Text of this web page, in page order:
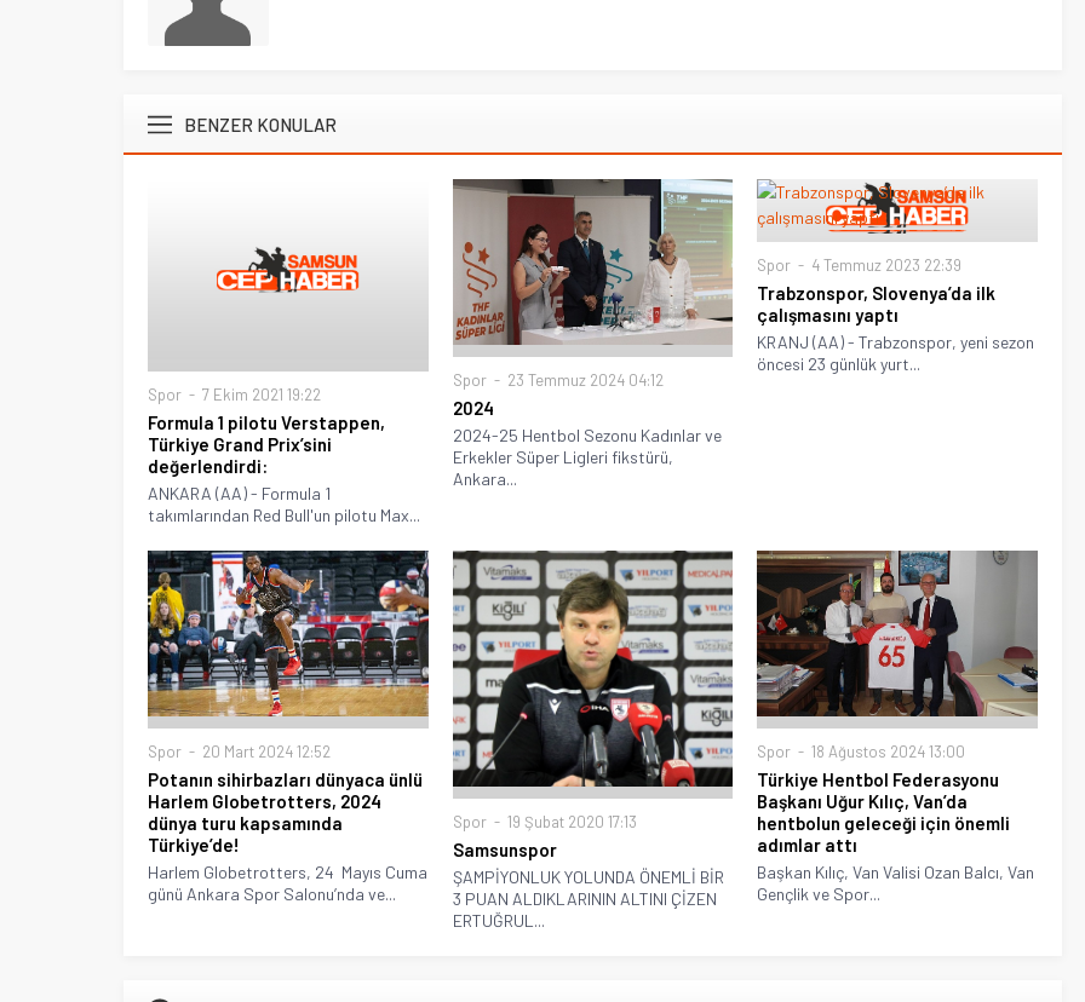
BENZER KONULAR
Spor 7 Ekim 2021 19:22
Formula 1 pilotu Verstappen,
Türkiye Grand Prix’sini
değerlendirdi:
ANKARA (AA) - Formula 1
takımlarından Red Bull'un pilotu Max...
Spor 23 Temmuz 2024 04:12
2024
2024-25 Hentbol Sezonu Kadınlar ve
Erkekler Süper Ligleri fikstürü,
Ankara...
Spor 4 Temmuz 2023 22:39
Trabzonspor, Slovenya’da ilk
çalışmasını yaptı
KRANJ (AA) - Trabzonspor, yeni sezon
öncesi 23 günlük yurt...
Spor 20 Mart 2024 12:52
Potanın sihirbazları dünyaca ünlü
Harlem Globetrotters, 2024
dünya turu kapsamında
Türkiye’de!
Harlem Globetrotters, 24 Mayıs Cuma
günü Ankara Spor Salonu’nda ve...
Spor 19 Şubat 2020 17:13
Samsunspor
ŞAMPİYONLUK YOLUNDA ÖNEMLİ BİR
3 PUAN ALDIKLARININ ALTINI ÇİZEN
ERTUĞRUL...
Spor 18 Ağustos 2024 13:00
Türkiye Hentbol Federasyonu
Başkanı Uğur Kılıç, Van’da
hentbolun geleceği için önemli
adımlar attı
Başkan Kılıç, Van Valisi Ozan Balcı, Van
Gençlik ve Spor...